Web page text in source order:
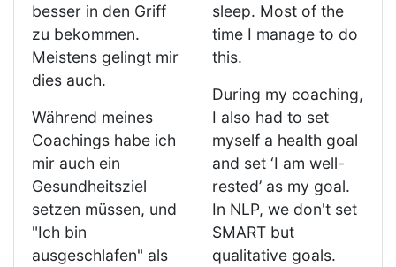
besser in den Griff
zu bekommen.
Meistens gelingt mir
dies auch.
Während meines
Coachings habe ich
mir auch ein
Gesundheitsziel
setzen müssen, und
"Ich bin
ausgeschlafen" als
sleep. Most of the
time I manage to do
this.
During my coaching,
I also had to set
myself a health goal
and set ‘I am well-
rested’ as my goal.
In NLP, we don't set
SMART but
qualitative goals.